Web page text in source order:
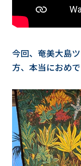
今回、奄美大島
方、本当におめ